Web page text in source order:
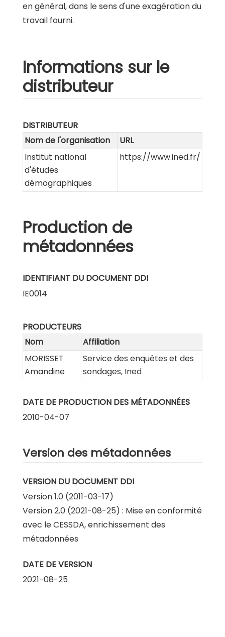
en général, dans le sens d'une exagération du
travail fourni.
Informations sur le
distributeur
DISTRIBUTEUR
Nom de l'organisation
URL
Institut national
d'études
démographiques
https://www.ined.fr/
Production de
métadonnées
IDENTIFIANT DU DOCUMENT DDI
IE0014
PRODUCTEURS
Nom
Affiliation
MORISSET
Amandine
Service des enquêtes et des
sondages, Ined
DATE DE PRODUCTION DES MÉTADONNÉES
2010-04-07
Version des métadonnées
VERSION DU DOCUMENT DDI
Version 1.0 (2011-03-17)
Version 2.0 (2021-08-25) : Mise en conformité
avec le CESSDA, enrichissement des
métadonnées
DATE DE VERSION
2021-08-25